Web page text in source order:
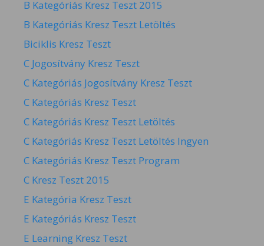
B Kategóriás Kresz Teszt 2015
B Kategóriás Kresz Teszt Letöltés
Biciklis Kresz Teszt
C Jogosítvány Kresz Teszt
C Kategóriás Jogosítvány Kresz Teszt
C Kategóriás Kresz Teszt
C Kategóriás Kresz Teszt Letöltés
C Kategóriás Kresz Teszt Letöltés Ingyen
C Kategóriás Kresz Teszt Program
C Kresz Teszt 2015
E Kategória Kresz Teszt
E Kategóriás Kresz Teszt
E Learning Kresz Teszt